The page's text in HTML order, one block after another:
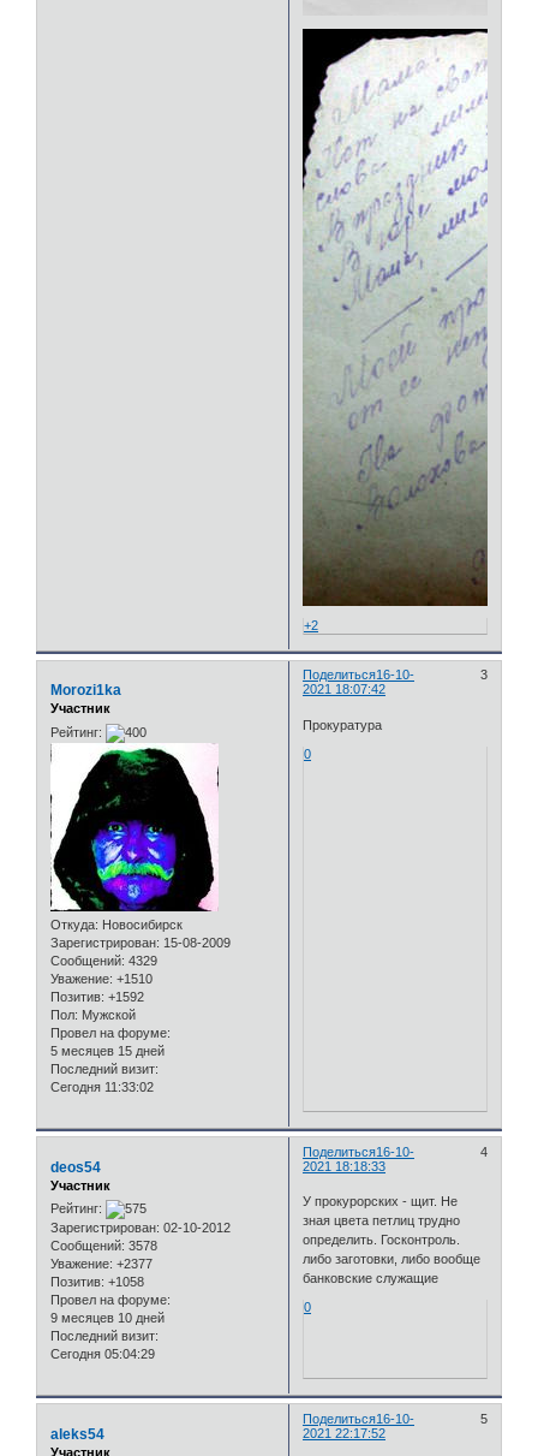
+2
Поделиться 3
16-10-
2021 18:07:42
Morozi1ka
Участник
Рейтинг:
Откуда: Новосибирск
Зарегистрирован: 15-08-2009
Сообщений: 4329
Уважение: +1510
Позитив: +1592
Пол: Мужской
Провел на форуме:
5 месяцев 15 дней
Последний визит:
Сегодня 11:33:02
Прокуратура
0
Поделиться 4
16-10-
2021 18:18:33
deos54
Участник
Рейтинг:
Зарегистрирован: 02-10-2012
Сообщений: 3578
Уважение: +2377
Позитив: +1058
Провел на форуме:
9 месяцев 10 дней
Последний визит:
Сегодня 05:04:29
У прокурорских - щит. Не
зная цвета петлиц трудно
определить. Госконтроль.
либо заготовки, либо вообще
банковские служащие
0
Поделиться 5
16-10-
2021 22:17:52
aleks54
Участник